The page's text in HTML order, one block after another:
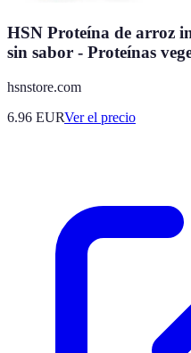
HSN Proteína de arroz
sin sabor - Proteínas
hsnstore.com
6.96 EURVer el precio